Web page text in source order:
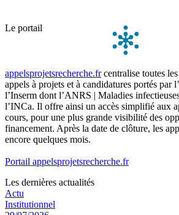
Le portail
appelsprojetsrecherche.frcentralise toutes
appels à projets et à candidatures portés
l’Inserm dont l’ANRS | Maladies
l’INCa. Il offre ainsi un accès simplifié aux
cours, pour une plus grande visibilité des
financement. Après la date de clôture, les
encore quelques mois.
Portail appelsprojetsrecherche.fr
Les dernières actualités
Actu
Institutionnel